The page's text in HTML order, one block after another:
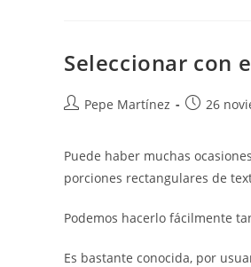
A
Seleccionar con
Autor
entrada:
Pepe Martínez
entrada:
26
Puede haber muchas
porciones rectangulares de
Podemos hacerlo fácilmente
Es bastante conocida, por